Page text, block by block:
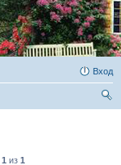
Вход
1 из 1